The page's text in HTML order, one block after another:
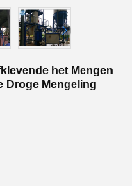
het Mengen
Droge Mengeling